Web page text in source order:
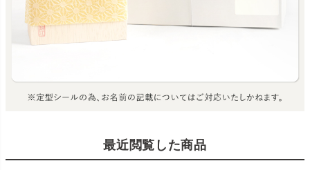
最近閲覧した商品